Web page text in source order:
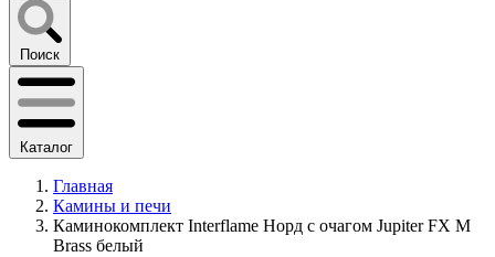
Поиск
Каталог
Главная
Камины и печи
Каминокомплект Interflame Норд с очагом Jupiter FX M
Brass белый